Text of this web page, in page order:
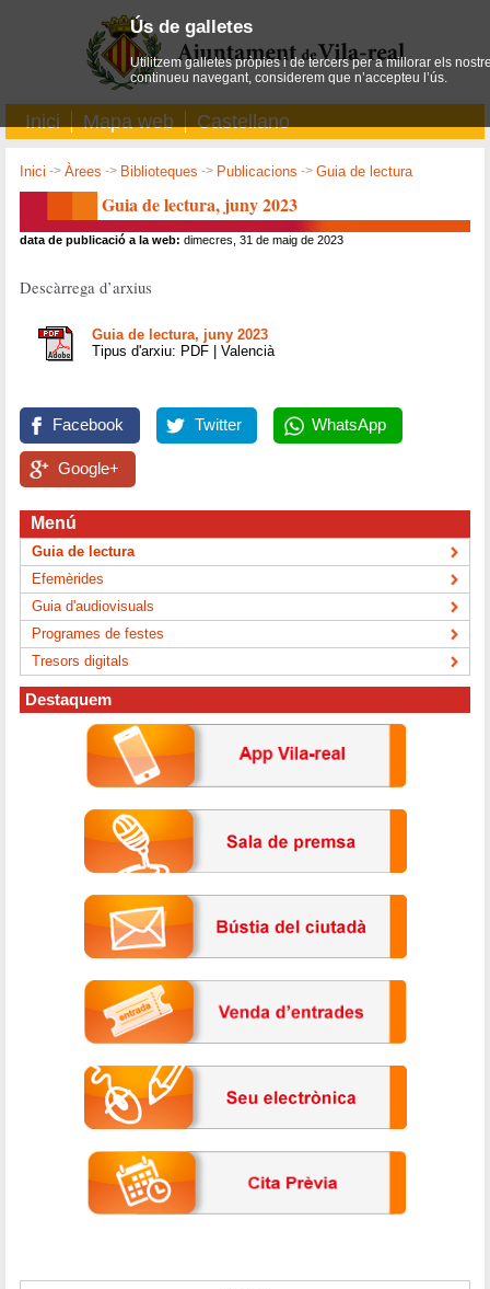
Inici Mapa web Castellano
Inici ->Àrees -> Biblioteques -> Publicacions ->Guia de lectura
Guia de lectura, juny 2023
data de publicació a la web: dimecres, 31 de maig de 2023
Descàrrega d’arxius
Guia de lectura, juny 2023
Tipus d'arxiu: PDF | Valencià
Facebook Twitter WhatsApp
Google+
Menú
Guia de lectura
Efemèrides
Guia d'audiovisuals
Programes de festes
Tresors digitals
Destaquem
Ús de galletes
Utilitzem galletes pròpies i de tercers per a millorar els
continueu navegant, considerem que n’accepteu l’ús.